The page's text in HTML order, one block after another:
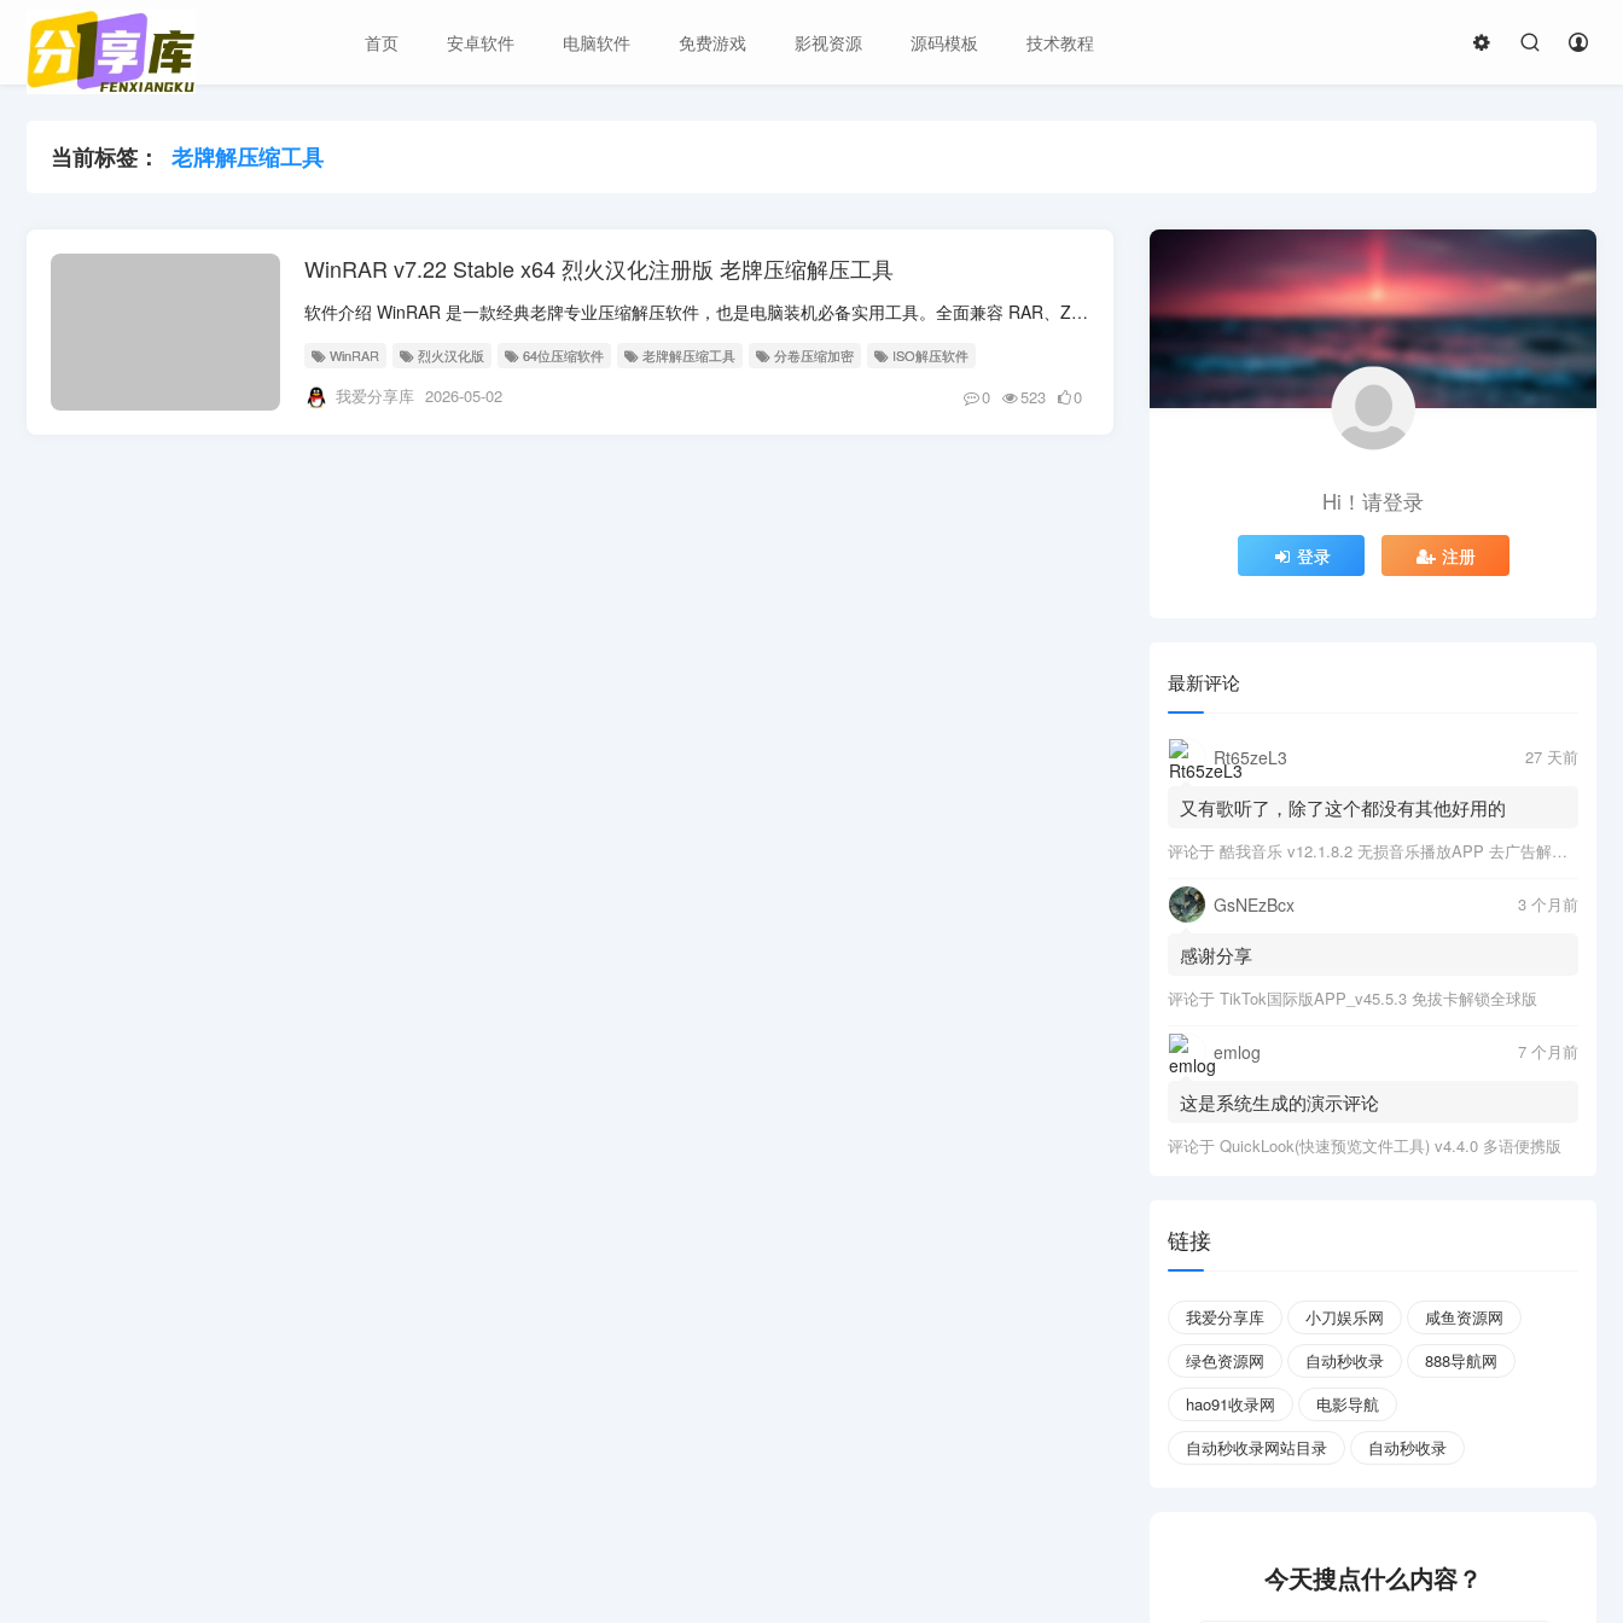
首页 安卓软件 电脑软件 免费游戏 影视资源 源码模板 技术教程
当前标签： 老牌解压缩工具
WinRAR v7.22 Stable x64 烈火汉化注册版 老牌压缩解压工具
软件介绍 WinRAR 是一款经典老牌专业压缩解压软件，也是电脑装机必备实用工具。全面兼容 RAR、ZIP 格式的压缩与解压，支持固实压缩、分卷压缩、文件加密、自...
WinRAR 烈火汉化版 64位压缩软件 老牌解压缩工具 分卷压缩加密 ISO解压软件
我爱分享库 2026-05-02 0 523 0
Hi！请登录
登录 注册
最新评论
Rt65zeL3 27 天前
又有歌听了，除了这个都没有其他好用的
评论于 酷我音乐 v12.1.8.2 无损音乐播放APP 去广告解锁会员版
GsNEzBcx 3 个月前
感谢分享
评论于 TikTok国际版APP_v45.5.3 免拔卡解锁全球版
emlog 7 个月前
这是系统生成的演示评论
评论于 QuickLook(快速预览文件工具) v4.4.0 多语便携版
链接
我爱分享库 小刀娱乐网
咸鱼资源网
绿色资源网
自动秒收录
888导航网
hao91收录网
电影导航
自动秒收录网站目录
自动秒收录
今天搜点什么内容？